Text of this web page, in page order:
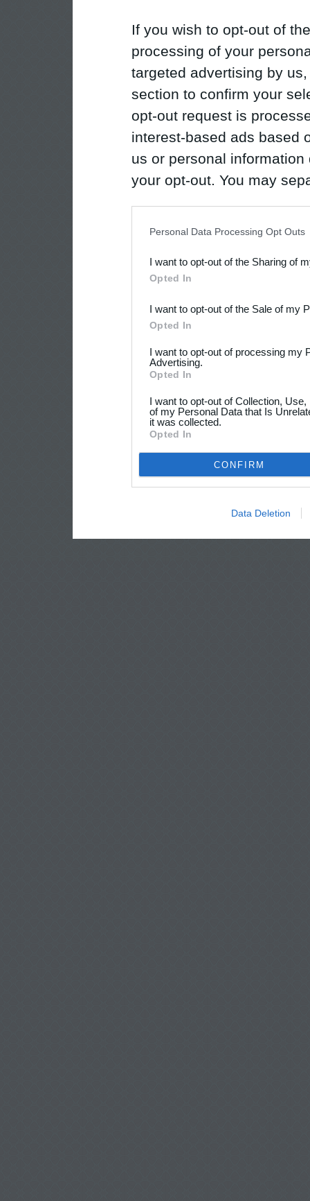
If you wish to opt-out of
processing of your
targeted advertising by
section to confirm your
opt-out request is
interest-based ads based
us or personal
your opt-out. You may
Downstream Participants
third parties.
Personal Data Processing Opt Outs
I want to opt-out of the Sharing of
Opted In
I want to opt-out of the Sale of my
Opted In
I want to opt-out of processing my
Advertising.
Opted In
I want to opt-out of Collection,
of my Personal Data that Is
it was collected.
Opted In
CONFIRM
Data Deletion